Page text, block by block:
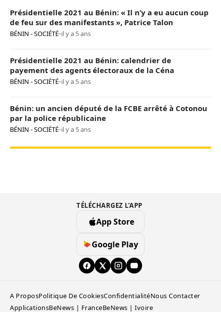
Présidentielle 2021 au Bénin: « Il n’y a eu aucun coup
de feu sur des manifestants », Patrice Talon
BÉNIN - SOCIÉTÉ•il y a 5 ans
Présidentielle 2021 au Bénin: calendrier de
payement des agents électoraux de la Céna
BÉNIN - SOCIÉTÉ•il y a 5 ans
Bénin: un ancien député de la FCBE arrêté à Cotonou
par la police républicaine
BÉNIN - SOCIÉTÉ•il y a 5 ans
TÉLÉCHARGEZ L’APP
App Store
Google Play
A ProposPolitique De CookiesConfidentialitéNous Contacter
ApplicationsBeNews | FranceBeNews | Ivoire